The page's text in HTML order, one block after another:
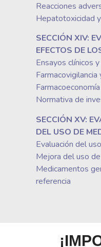
Reacciones
Hepatotoxicidad
SECCIÓN XIV:
EFECTOS DE
Ensayos clínicos
Farmacoeconomía
Normativa de
SECCIÓN XV:
DEL USO DE
Evaluación del
Mejora del uso
Medicamentos
referencia